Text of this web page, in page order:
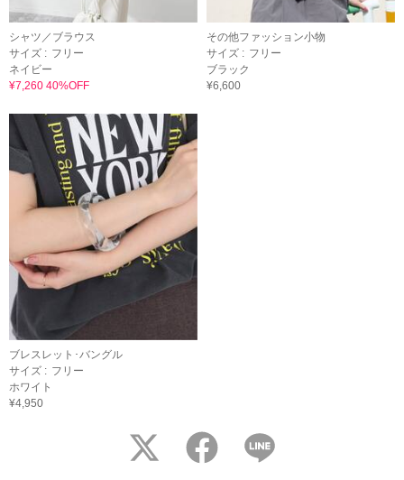
シャツ／ブラウス
サイズ : フリー
ネイビー
¥7,260 40%OFF
その他ファッション小物
サイズ : フリー
ブラック
¥6,600
ブレスレット･バングル
サイズ : フリー
ホワイト
¥4,950
twitter facebook